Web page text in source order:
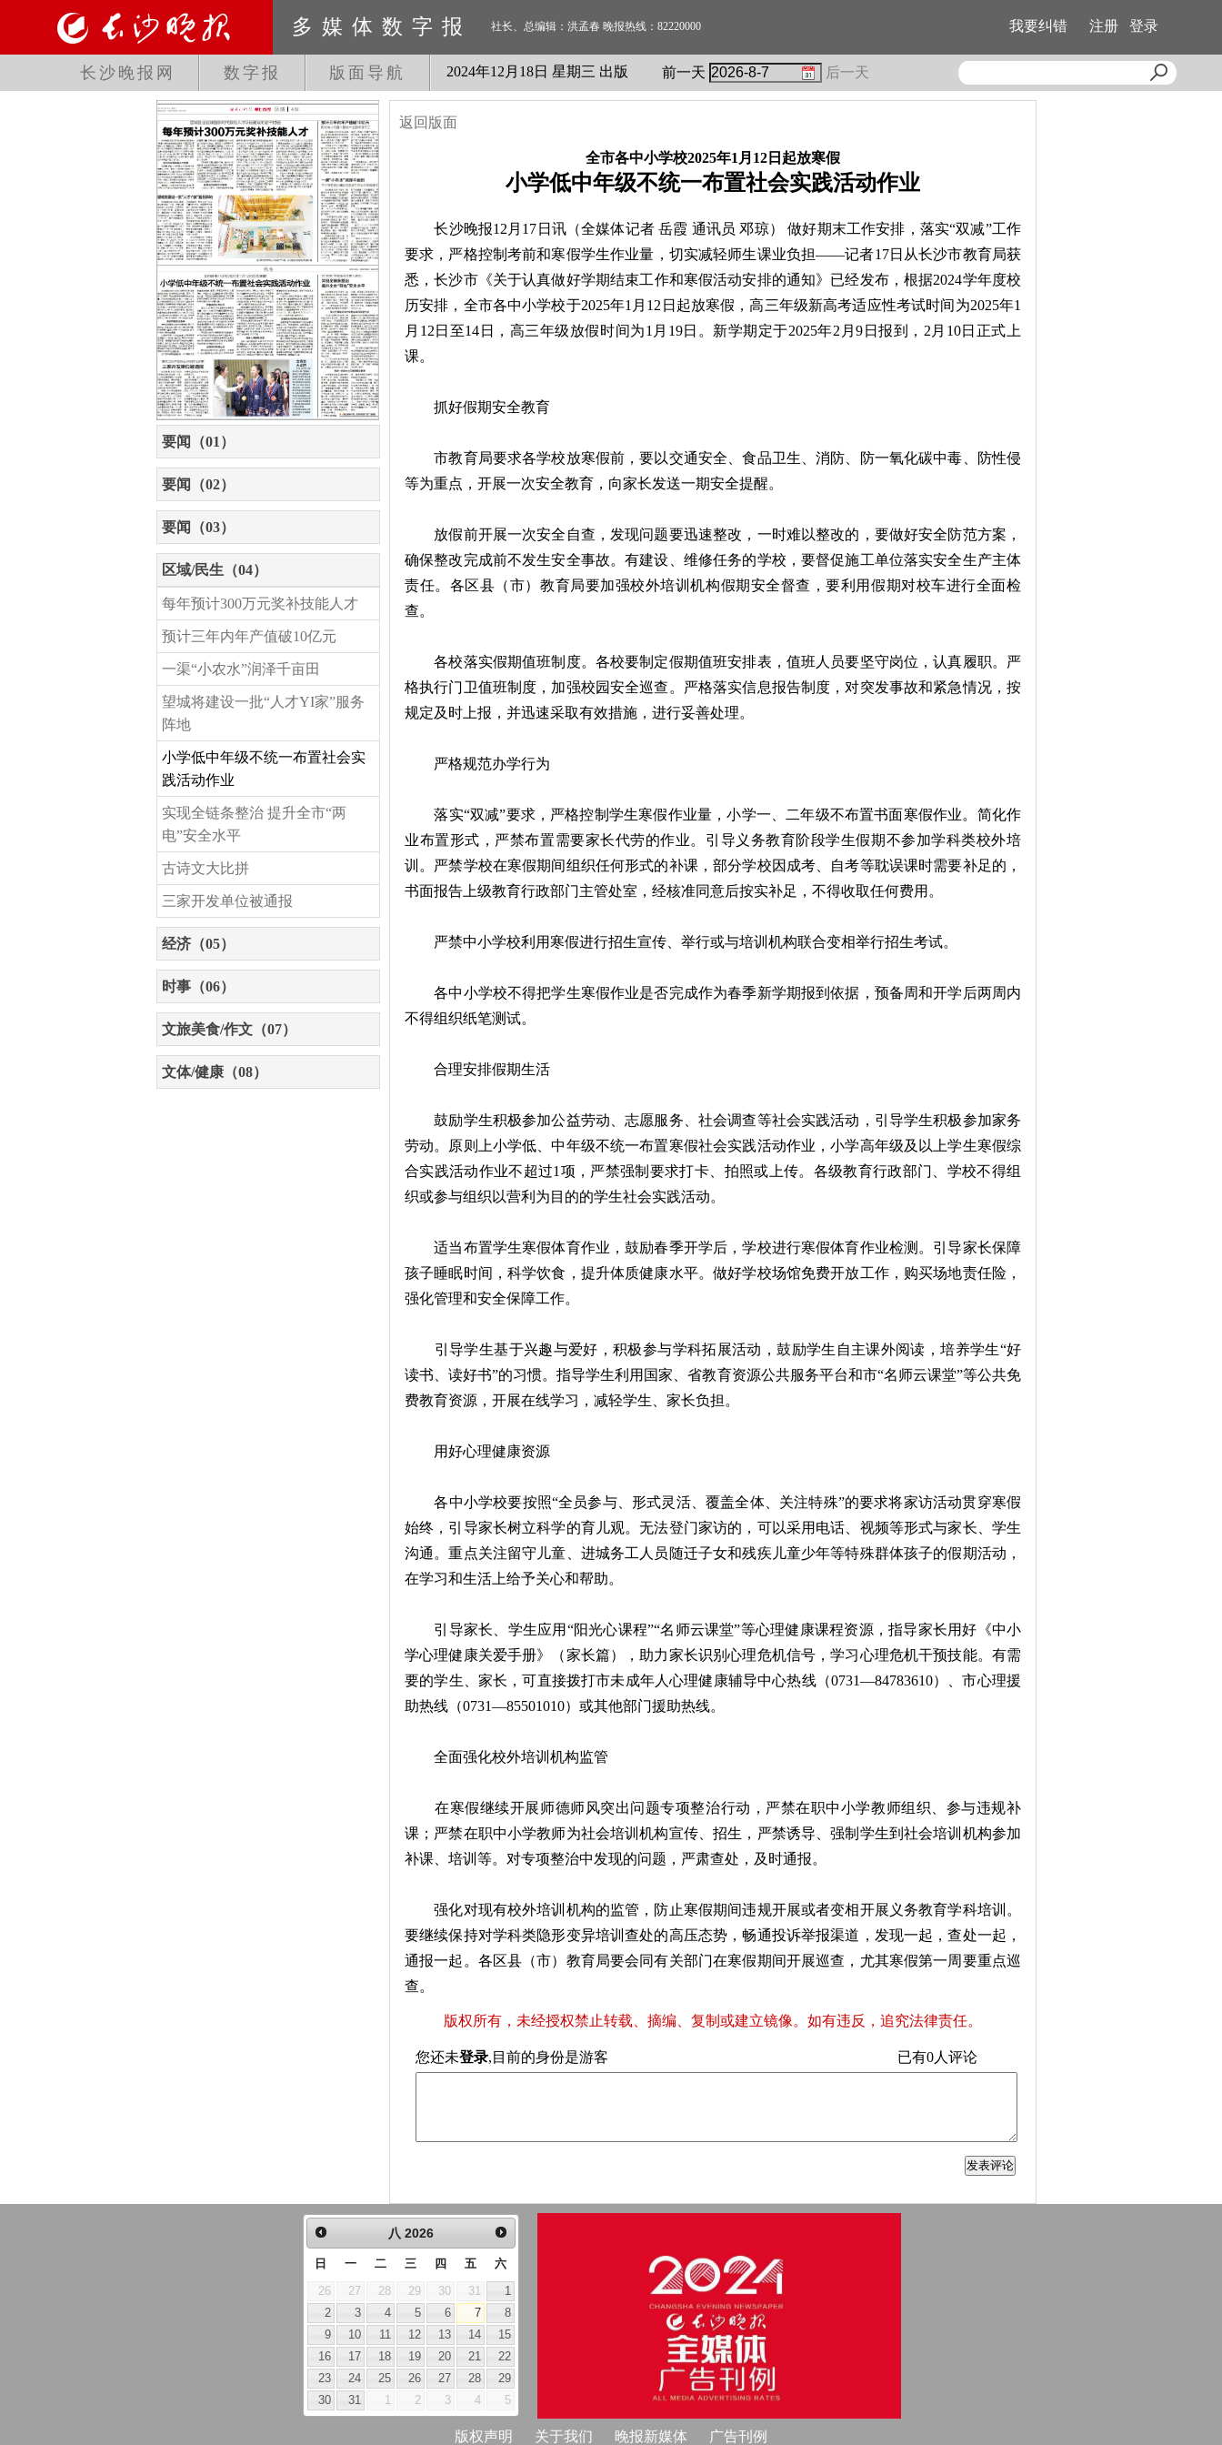
多媒体数字报 社长、总编辑：洪孟春 晚报热线：82220000 我要纠错 注册 登录
长沙晚报网 数字报 版面导航 2024年12 月 18日 星期三 出版 前一天 后一天
要闻（01）
要闻（02）
要闻（03）
区域/民生（04）
每年预计300万元奖补技能人才
预计三年内年产值破10亿元
一渠“小农水”润泽千亩田
望城将建设一批“人才YI家”服务
阵地
小学低中年级不统一布置社会实
践活动作业
实现全链条整治 提升全市“两
电”安全水平
古诗文大比拼
三家开发单位被通报
经济（05）
时事（06）
文旅美食/作文（07）
文体/健康（08）
返回版面
全市各中小学校2025年1月12日起放寒假
小学低中年级不统一布置社会实践活动作业
长沙晚报12月17日讯（全媒体记者 岳霞 通讯员 邓琼） 做好期末工作安排，落实“双减”工作
要求，严格控制考前和寒假学生作业量，切实减轻师生课业负担——记者17日从长沙市教育局获
悉，长沙市《关于认真做好学期结束工作和寒假活动安排的通知》已经发布，根据2024学年度校
历安排，全市各中小学校于2025年1月12日起放寒假，高三年级新高考适应性考试时间为2025年1
月12日至14日，高三年级放假时间为1月19日。新学期定于2025年2月9日报到，2月10日正式上
课。
抓好假期安全教育
市教育局要求各学校放寒假前，要以交通安全、食品卫生、消防、防一氧化碳中毒、防性侵
等为重点，开展一次安全教育，向家长发送一期安全提醒。
放假前开展一次安全自查，发现问题要迅速整改，一时难以整改的，要做好安全防范方案，
确保整改完成前不发生安全事故。有建设、维修任务的学校，要督促施工单位落实安全生产主体
责任。各区县（市）教育局要加强校外培训机构假期安全督查，要利用假期对校车进行全面检
查。
各校落实假期值班制度。各校要制定假期值班安排表，值班人员要坚守岗位，认真履职。严
格执行门卫值班制度，加强校园安全巡查。严格落实信息报告制度，对突发事故和紧急情况，按
规定及时上报，并迅速采取有效措施，进行妥善处理。
严格规范办学行为
落实“双减”要求，严格控制学生寒假作业量，小学一、二年级不布置书面寒假作业。简化作
业布置形式，严禁布置需要家长代劳的作业。引导义务教育阶段学生假期不参加学科类校外培
训。严禁学校在寒假期间组织任何形式的补课，部分学校因成考、自考等耽误课时需要补足的，
书面报告上级教育行政部门主管处室，经核准同意后按实补足，不得收取任何费用。
严禁中小学校利用寒假进行招生宣传、举行或与培训机构联合变相举行招生考试。
各中小学校不得把学生寒假作业是否完成作为春季新学期报到依据，预备周和开学后两周内
不得组织纸笔测试。
合理安排假期生活
鼓励学生积极参加公益劳动、志愿服务、社会调查等社会实践活动，引导学生积极参加家务
劳动。原则上小学低、中年级不统一布置寒假社会实践活动作业，小学高年级及以上学生寒假综
合实践活动作业不超过1项，严禁强制要求打卡、拍照或上传。各级教育行政部门、学校不得组
织或参与组织以营利为目的的学生社会实践活动。
适当布置学生寒假体育作业，鼓励春季开学后，学校进行寒假体育作业检测。引导家长保障
孩子睡眠时间，科学饮食，提升体质健康水平。做好学校场馆免费开放工作，购买场地责任险，
强化管理和安全保障工作。
引导学生基于兴趣与爱好，积极参与学科拓展活动，鼓励学生自主课外阅读，培养学生“好
读书、读好书”的习惯。指导学生利用国家、省教育资源公共服务平台和市“名师云课堂”等公共免
费教育资源，开展在线学习，减轻学生、家长负担。
用好心理健康资源
各中小学校要按照“全员参与、形式灵活、覆盖全体、关注特殊”的要求将家访活动贯穿寒假
始终，引导家长树立科学的育儿观。无法登门家访的，可以采用电话、视频等形式与家长、学生
沟通。重点关注留守儿童、进城务工人员随迁子女和残疾儿童少年等特殊群体孩子的假期活动，
在学习和生活上给予关心和帮助。
引导家长、学生应用“阳光心课程”“名师云课堂”等心理健康课程资源，指导家长用好《中小
学心理健康关爱手册》（家长篇），助力家长识别心理危机信号，学习心理危机干预技能。有需
要的学生、家长，可直接拨打市未成年人心理健康辅导中心热线（0731—84783610）、市心理援
助热线（0731—85501010）或其他部门援助热线。
全面强化校外培训机构监管
在寒假继续开展师德师风突出问题专项整治行动，严禁在职中小学教师组织、参与违规补
课；严禁在职中小学教师为社会培训机构宣传、招生，严禁诱导、强制学生到社会培训机构参加
补课、培训等。对专项整治中发现的问题，严肃查处，及时通报。
强化对现有校外培训机构的监管，防止寒假期间违规开展或者变相开展义务教育学科培训。
要继续保持对学科类隐形变异培训查处的高压态势，畅通投诉举报渠道，发现一起，查处一起，
通报一起。各区县（市）教育局要会同有关部门在寒假期间开展巡查，尤其寒假第一周要重点巡
查。
版权所有，未经授权禁止转载、摘编、复制或建立镜像。如有违反，追究法律责任。
您还未登录,目前的身份是游客 已有0人评论
八 2026
日 一 二 三 四 五 六
26 27 28 29 30 31
1
2
3 4 5 6 7
8
9
10 11 12 13 14
15
16
17 18 19 20 21
22
23
24 25 26 27 28
29
30
31 1 2 3 4 5
版权声明 关于我们 晚报新媒体 广告刊例